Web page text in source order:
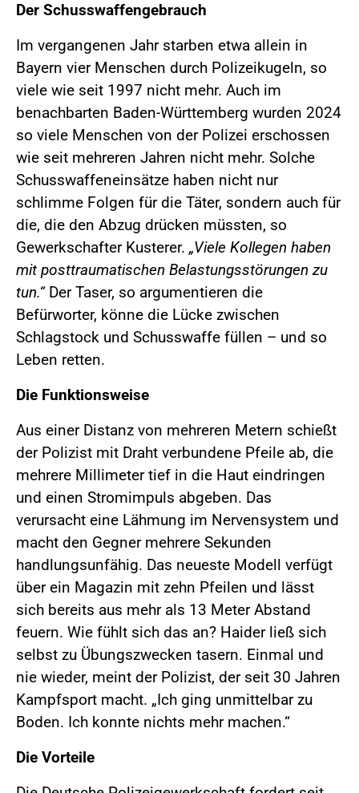
Der Schusswaffengebrauch
Im vergangenen Jahr starben etwa allein in
Bayern vier Menschen durch Polizeikugeln, so
viele wie seit 1997 nicht mehr. Auch im
benachbarten Baden-Württemberg wurden 2024
so viele Menschen von der Polizei erschossen
wie seit mehreren Jahren nicht mehr. Solche
Schusswaffeneinsätze haben nicht nur
schlimme Folgen für die Täter, sondern auch für
die, die den Abzug drücken müssten, so
Gewerkschafter Kusterer. „Viele Kollegen haben
mit posttraumatischen Belastungsstörungen zu
tun.“Der Taser, so argumentieren die
Befürworter, könne die Lücke zwischen
Schlagstock und Schusswaffe füllen – und so
Leben retten.
Die Funktionsweise
Aus einer Distanz von mehreren Metern schießt
der Polizist mit Draht verbundene Pfeile ab, die
mehrere Millimeter tief in die Haut eindringen
und einen Stromimpuls abgeben. Das
verursacht eine Lähmung im Nervensystem und
macht den Gegner mehrere Sekunden
handlungsunfähig. Das neueste Modell verfügt
über ein Magazin mit zehn Pfeilen und lässt
sich bereits aus mehr als 13 Meter Abstand
feuern. Wie fühlt sich das an? Haider ließ sich
selbst zu Übungszwecken tasern. Einmal und
nie wieder, meint der Polizist, der seit 30 Jahren
Kampfsport macht. „Ich ging unmittelbar zu
Boden. Ich konnte nichts mehr machen.“
Die Vorteile